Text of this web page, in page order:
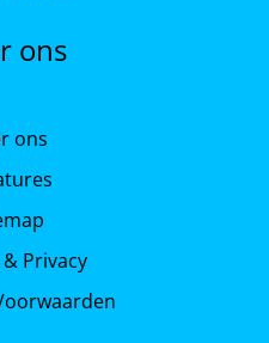
ons
ons
Privacy